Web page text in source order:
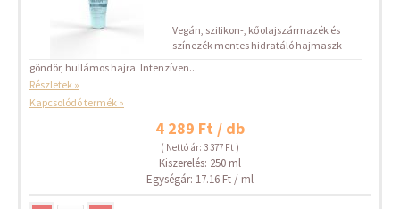
Vegán, szilikon-, kőolajszármazék és
színezék mentes hidratáló hajmaszk
göndör, hullámos hajra. Intenzíven...
Részletek »
Kapcsolódó termék »
4 289 Ft / db
( Nettó ár: 3 377 Ft )
Kiszerelés: 250 ml
Egységár: 17.16 Ft / ml